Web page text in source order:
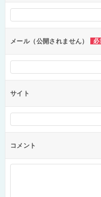
シ
ンメール（公開されません） 必
サイト
コメント